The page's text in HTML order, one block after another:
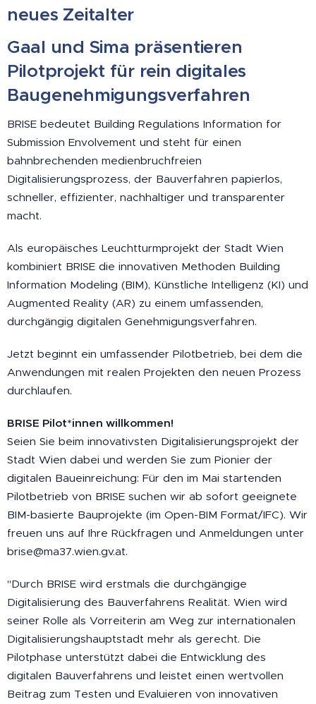
neues Zeitalter
Gaal und Sima präsentieren
Pilotprojekt für rein digitales
Baugenehmigungsverfahren
BRISE bedeutet Building Regulations Information for
Submission Envolvement und steht für einen
bahnbrechenden medienbruchfreien
Digitalisierungsprozess, der Bauverfahren papierlos,
schneller, effizienter, nachhaltiger und transparenter
macht.
Als europäisches Leuchtturmprojekt der Stadt Wien
kombiniert BRISE die innovativen Methoden Building
Information Modeling (BIM), Künstliche Intelligenz (KI) und
Augmented Reality (AR) zu einem umfassenden,
durchgängig digitalen Genehmigungsverfahren.
Jetzt beginnt ein umfassender Pilotbetrieb, bei dem die
Anwendungen mit realen Projekten den neuen Prozess
durchlaufen.
BRISE Pilot*innen willkommen!
Seien Sie beim innovativsten Digitalisierungsprojekt der
Stadt Wien dabei und werden Sie zum Pionier der
digitalen Baueinreichung: Für den im Mai startenden
Pilotbetrieb von BRISE suchen wir ab sofort geeignete
BIM-basierte Bauprojekte (im Open-BIM Format/IFC). Wir
freuen uns auf Ihre Rückfragen und Anmeldungen unter
brise@ma37.wien.gv.at.
"Durch BRISE wird erstmals die durchgängige
Digitalisierung des Bauverfahrens Realität. Wien wird
seiner Rolle als Vorreiterin am Weg zur internationalen
Digitalisierungshauptstadt mehr als gerecht. Die
Pilotphase unterstützt dabei die Entwicklung des
digitalen Bauverfahrens und leistet einen wertvollen
Beitrag zum Testen und Evaluieren von innovativen